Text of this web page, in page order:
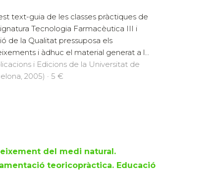
text-guia de les classes pràctiques de
Tecnologia Farmacèutica III i
de la Qualitat pressuposa els
i àdhuc el material generat a l...
i Edicions de la Universitat de
2005) · 5 €
del medi natural.
teoricopràctica. Educació